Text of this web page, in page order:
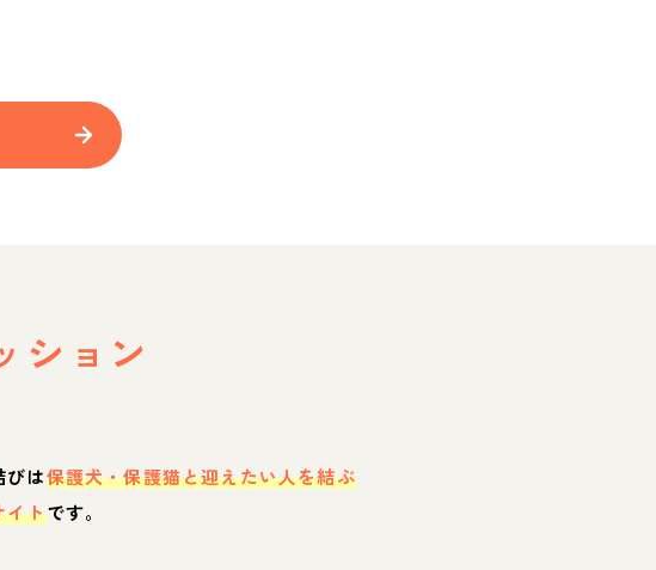
ション
びは保護犬・保護猫と迎えたい人を結ぶ
イトです。